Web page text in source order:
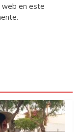
web en este